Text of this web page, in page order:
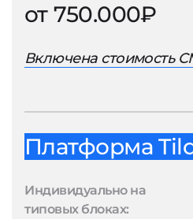
от 750.000₽
Включена стоимость
Платформа
Индивидуально на
типовых блоках: